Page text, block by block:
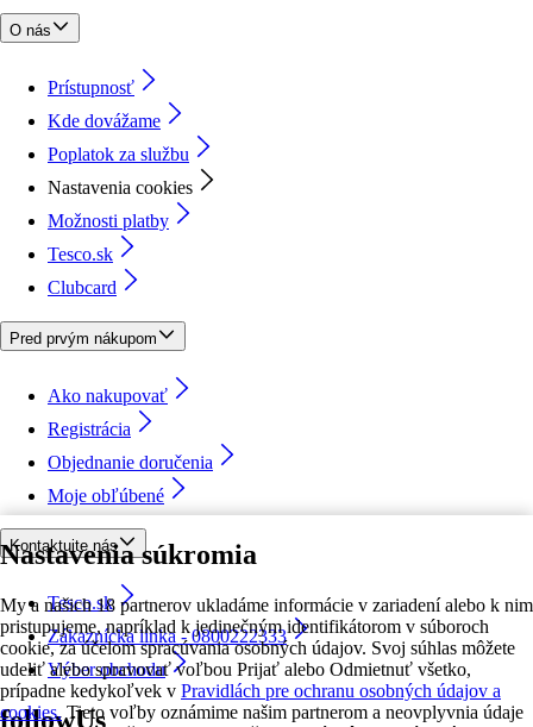
Nastavenia súkromia
My a našich 18 partnerov ukladáme informácie v zariadení alebo k nim
pristupujeme, napríklad k jedinečným identifikátorom v súboroch
cookie, za účelom spracúvania osobných údajov. Svoj súhlas môžete
udeliť alebo spravovať voľbou Prijať alebo Odmietnuť všetko,
prípadne kedykoľvek v Pravidlách pre ochranu osobných údajov a
cookies. Tieto voľby oznámime našim partnerom a neovplyvnia údaje
O nás
Prístupnosť
Kde dovážame
Poplatok za službu
Nastavenia cookies
Možnosti platby
Tesco.sk
Clubcard
Pred prvým nákupom
Ako nakupovať
Registrácia
Objednanie doručenia
Moje obľúbené
Kontaktujte nás
Tesco.sk
Zákaznícka linka - 0800222333
Výber obchodu
followUs